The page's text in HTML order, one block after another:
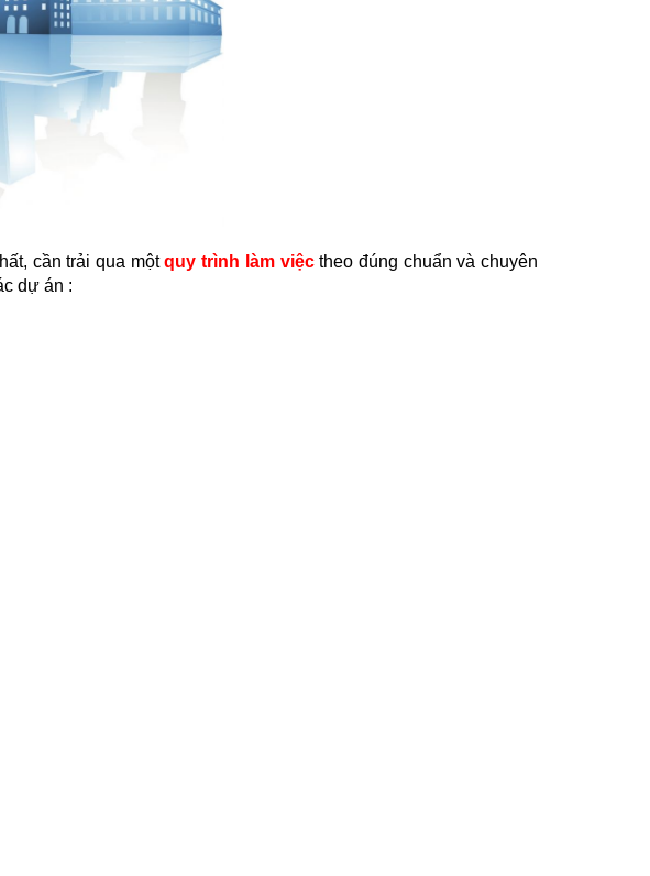
cần trải qua mộtquy trình làm việc theo đúng chuẩn và chuyên
dự án :